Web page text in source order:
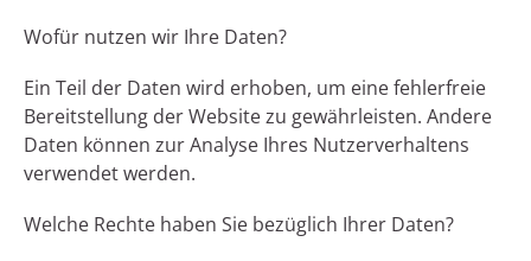
Wofür nutzen wir Ihre Daten?
Ein Teil der Daten wird erhoben, um eine fehlerfreie
Bereitstellung der Website zu gewährleisten. Andere
Daten können zur Analyse Ihres Nutzerverhaltens
verwendet werden.
Welche Rechte haben Sie bezüglich Ihrer Daten?